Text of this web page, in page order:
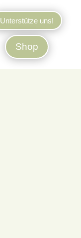
Unterstütze uns!
Shop